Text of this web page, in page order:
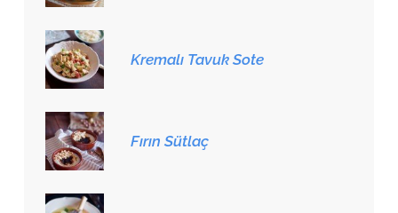
Kremalı Tavuk Sote
Fırın Sütlaç